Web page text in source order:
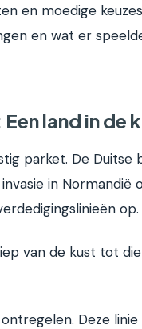
en moedige
en wat er
land in de
parket. De Duitse
in Normandië
op.
van de kust tot
Deze linie